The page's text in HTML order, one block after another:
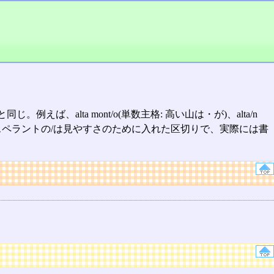
じ。例えば、alta mont/o(単数主格: 高い山は・が)、alta/n
ラントの/は見やすさのために入れた区切りで、実際には書